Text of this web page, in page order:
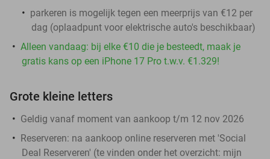
parkeren is mogelijk tegen een meerprijs van €12 per
dag (oplaadpunt voor elektrische auto's beschikbaar)
Alleen vandaag: bij elke €10 die je besteedt, maak je
gratis kans op een iPhone 17 Pro t.w.v. €1.329!
Grote kleine letters
Geldig vanaf moment van aankoop t/m 12 nov 2026
Reserveren: na aankoop online reserveren met 'Social
Deal Reserveren' (te vinden onder het overzicht: mijn